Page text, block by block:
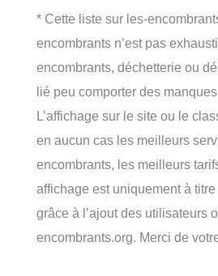
* Cette liste sur les-
encombrants n’est pas
encombrants, déchetterie ou
lié peu comporter des
L’affichage sur le site ou le
en aucun cas les meilleurs
encombrants, les meilleurs
affichage est uniquement à titre
grâce à l’ajout des utilisateurs
encombrants.org. Merci de